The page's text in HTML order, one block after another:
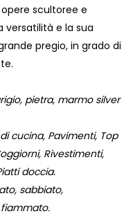
scultoree e
versatilità e la sua
pregio, in grado di
pietra, marmo silver
cucina, Pavimenti, Top
Rivestimenti,
doccia.
sabbiato,